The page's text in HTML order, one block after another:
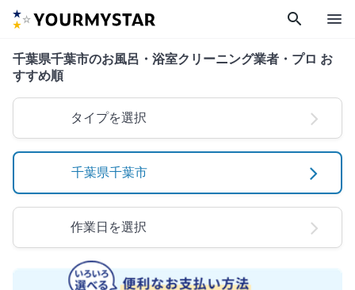
search menu
千葉県千葉市のお風呂・浴室クリーニング業者・プロ お
すすめ順
タイプを選択
千葉県千葉市
作業日を選択